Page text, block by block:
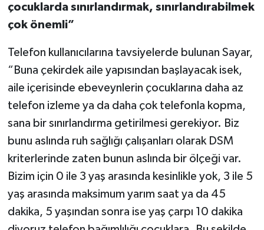
çocuklarda sınırlandırmak, sınırlandırabilmek
çok önemli”
Telefon kullanıcılarına tavsiyelerde bulunan Sayar,
“Buna çekirdek aile yapısından başlayacak isek,
aile içerisinde ebeveynlerin çocuklarına daha az
telefon izleme ya da daha çok telefonla kopma,
sana bir sınırlandırma getirilmesi gerekiyor. Biz
bunu aslında ruh sağlığı çalışanları olarak DSM
kriterlerinde zaten bunun aslında bir ölçeği var.
Bizim için 0 ile 3 yaş arasında kesinlikle yok, 3 ile 5
yaş arasında maksimum yarım saat ya da 45
dakika, 5 yaşından sonra ise yaş çarpı 10 dakika